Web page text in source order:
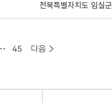
전북특별자치도 임실군
45 다음